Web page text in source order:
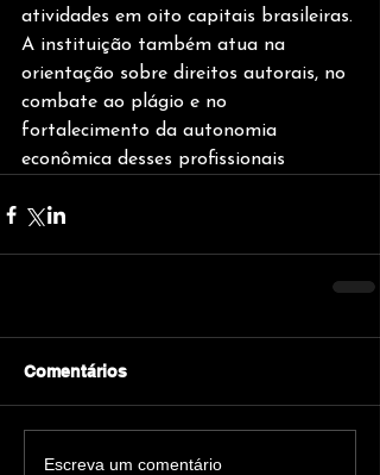
atividades em oito capitais brasileiras.
A instituição também atua na
orientação sobre direitos autorais, no
combate ao plágio e no
fortalecimento da autonomia
econômica desses profissionais
Comentários
Escreva um comentário